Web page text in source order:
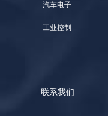
汽车电子
工业控制
联系我们